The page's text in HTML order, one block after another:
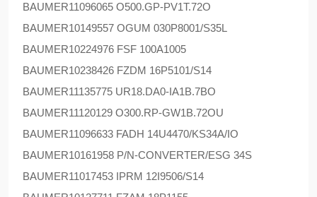
BAUMER11096065 O500.GP-PV1T.72O
BAUMER10149557 OGUM 030P8001/S35L
BAUMER10224976 FSF 100A1005
BAUMER10238426 FZDM 16P5101/S14
BAUMER11135775 UR18.DA0-IA1B.7BO
BAUMER11120129 O300.RP-GW1B.72OU
BAUMER11096633 FADH 14U4470/KS34A/IO
BAUMER10161958 P/N-CONVERTER/ESG 34S
BAUMER11017453 IPRM 12I9506/S14